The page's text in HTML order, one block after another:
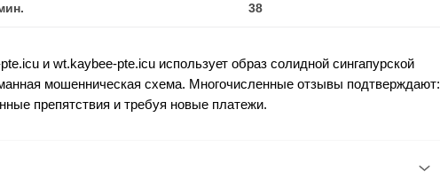
38
и wt.kaybee‑pte.icu использует образ солидной сингапурской
мошенническая схема. Многочисленные отзывы подтверждают:
препятствия и требуя новые платежи.